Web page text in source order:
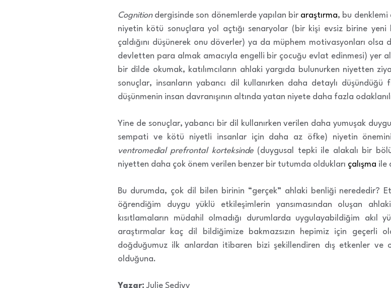
Cognitiondergisinde son dönemlerde yapılan bir araştırma, bu denklemi
niyetin kötü sonuçlara yol açtığı senaryolar (bir kişi evsiz birine
çaldığını düşünerek onu döverler) ya da müphem motivasyonları
devletten para almak amacıyla engelli bir çocuğu evlat edinmesi) yer
bir dilde okumak, katılımcıların ahlaki yargıda bulunurken niyetten
sonuçlar, insanların yabancı dil kullanırken daha detaylı
düşünmenin insan davranışının altında yatan niyete daha fazla
Yine de sonuçlar, yabancı bir dil kullanırken verilen daha yumuşak
sempati ve kötü niyetli insanlar için daha az öfke) niyetin
ventromedial prefrontal korteksinde(duygusal tepki ile alakalı bir
niyetten daha çok önem verilen benzer bir tutumda oldukları çalışma ile
Bu durumda, çok dil bilen birinin “gerçek” ahlaki benliği nerededir?
öğrendiğim duygu yüklü etkileşimlerin yansımasından oluşan
kısıtlamaların müdahil olmadığı durumlarda uygulayabildiğim
araştırmalar kaç dil bildiğimize bakmazsızın hepimiz için geçerli
doğduğumuz ilk anlardan itibaren bizi şekillendiren dış etkenler ve
olduğuna.
Yazar: Julie Sedivy